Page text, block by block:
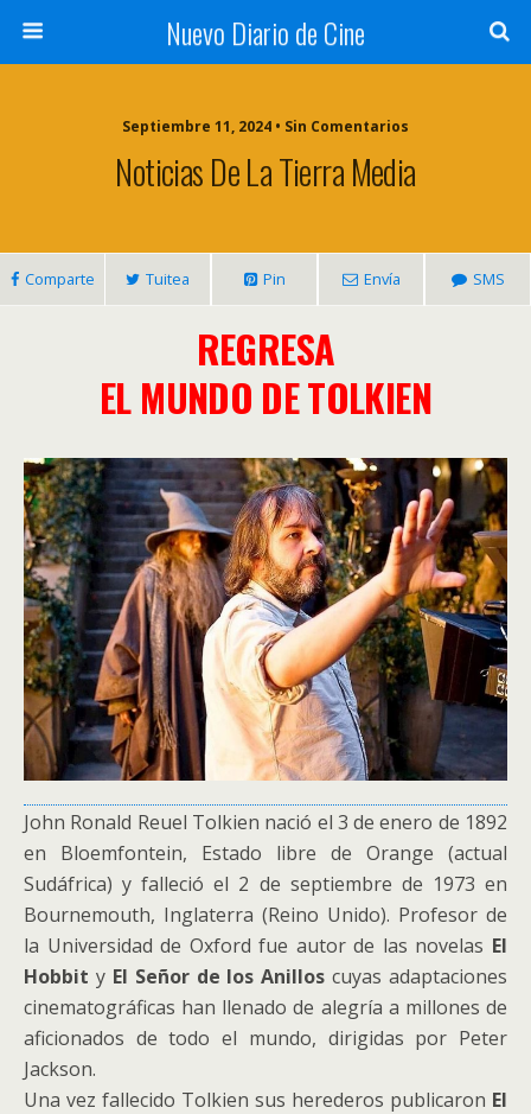
Nuevo Diario de Cine
Septiembre 11, 2024 • Sin Comentarios
Noticias De La Tierra Media
Comparte Tuitea Pin Envía SMS
REGRESA
EL MUNDO DE TOLKIEN
John Ronald Reuel Tolkien nació el 3 de enero de 1892
en Bloemfontein, Estado libre de Orange (actual
Sudáfrica) y falleció el 2 de septiembre de 1973 en
Bournemouth, Inglaterra (Reino Unido). Profesor de
la Universidad de Oxford fue autor de las novelas El
Hobbit y El Señor de los Anilloscuyas adaptaciones
cinematográficas han llenado de alegría a millones de
aficionados de todo el mundo, dirigidas por Peter
Jackson.
Una vez fallecido Tolkien sus herederos publicaron El